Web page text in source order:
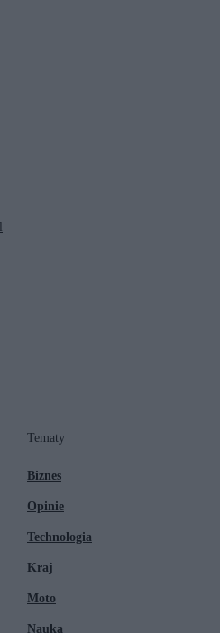
Tematy
Biznes
Opinie
Technologia
Kraj
Moto
Nauka